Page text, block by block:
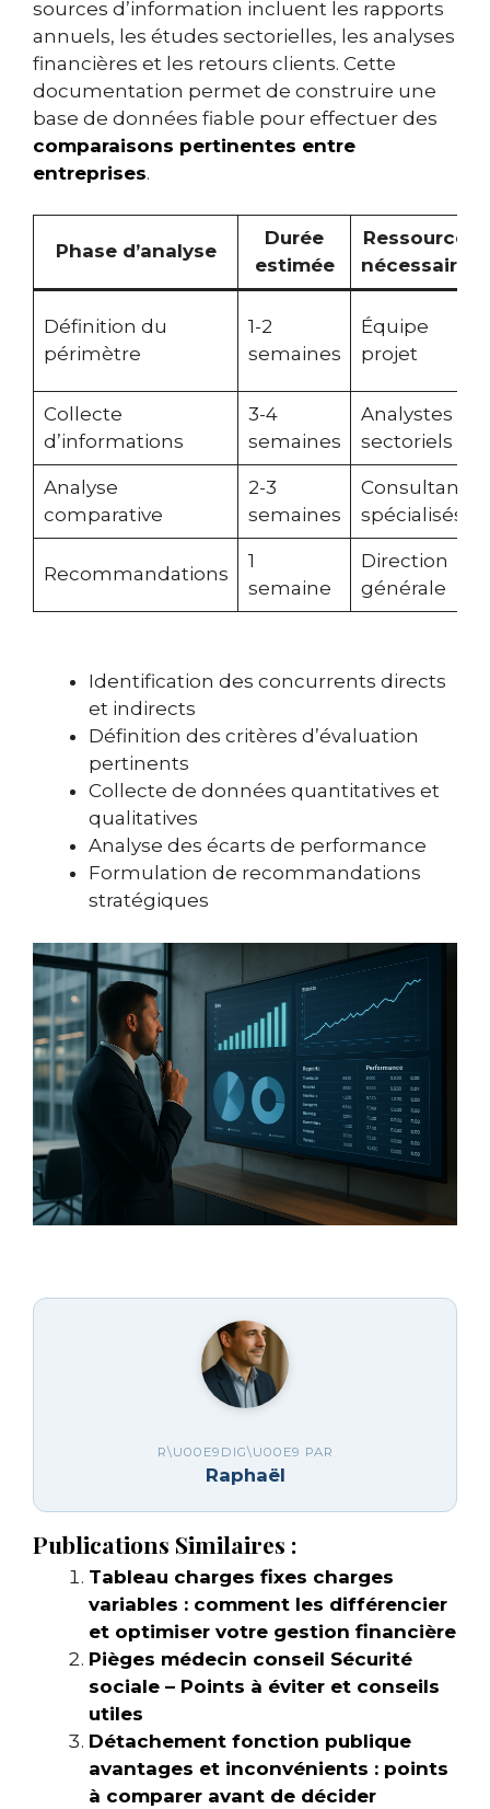
sources d’information incluent les rapports
annuels, les études sectorielles, les analyses
financières et les retours clients. Cette
documentation permet de construire une
base de données fiable pour effectuer des
comparaisons pertinentes entre
entreprises.
Phase d’analyse
Durée
estimée
Ressources
nécessaires
Définition du
périmètre
1-2
semaines
Équipe
projet
Collecte
d’informations
3-4
semaines
Analystes
sectoriels
Analyse
comparative
2-3
semaines
Consultants
spécialisés
Recommandations
1
semaine
Direction
générale
Identification des concurrents directs
et indirects
Définition des critères d’évaluation
pertinents
Collecte de données quantitatives et
qualitatives
Analyse des écarts de performance
Formulation de recommandations
stratégiques
R\U00E9DIG\U00E9 PAR
Raphaël
Publications Similaires :
Tableau charges fixes charges
variables : comment les différencier
et optimiser votre gestion financière
Pièges médecin conseil Sécurité
sociale – Points à éviter et conseils
utiles
Détachement fonction publique
avantages et inconvénients : points
à comparer avant de décider